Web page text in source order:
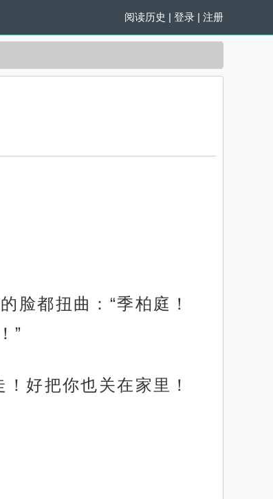
阅读历史 | 登录 | 注册
脸都扭曲：“季柏庭！
”
好把你也关在家里！